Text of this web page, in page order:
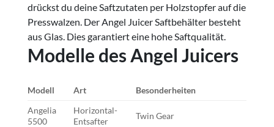
drückst du deine Saftzutaten per Holzstopfer auf die
Presswalzen. Der Angel Juicer Saftbehälter besteht
aus Glas. Dies garantiert eine hohe Saftqualität.
Modelle des Angel Juicers
Modell Art
Besonderheiten
Angelia
5500
Horizontal-
Entsafter
Twin Gear